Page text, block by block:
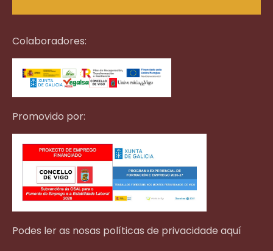
Colaboradores:
Promovido por:
Podes ler as nosas políticas de privacidade aquí